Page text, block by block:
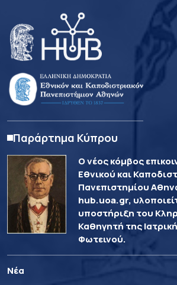
Παράρτημα Κύπρου
Ο νέος κόμβος
Εθνικού και
Πανεπιστημίου
hub.uoa.gr,
υποστήριξη του
Καθηγητή της
Φωτεινού.
Νέα